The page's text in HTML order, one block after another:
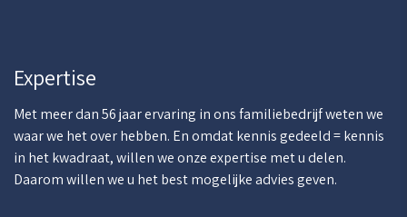
Expertise
Met meer dan 56 jaar ervaring in ons familiebedrijf weten we
waar we het over hebben. En omdat kennis gedeeld = kennis
in het kwadraat, willen we onze expertise met u delen.
Daarom willen we u het best mogelijke advies geven.